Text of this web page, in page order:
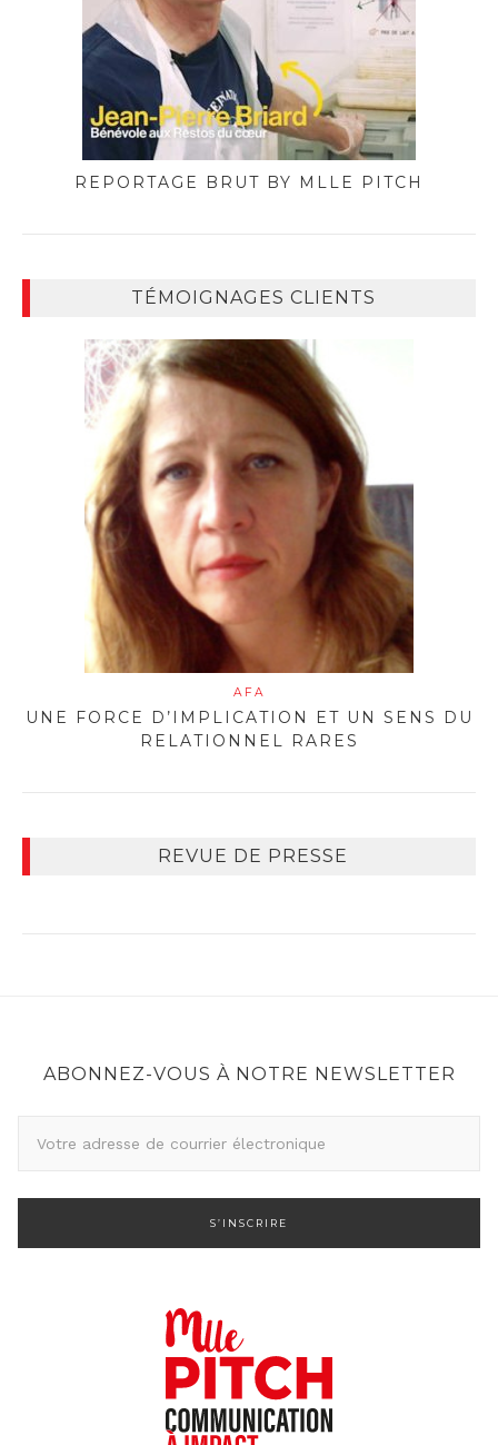
REPORTAGE BRUT BY MLLE PITCH
TÉMOIGNAGES CLIENTS
AFA
UNE FORCE D’IMPLICATION ET UN SENS DU
RELATIONNEL RARES
REVUE DE PRESSE
ABONNEZ-VOUS À NOTRE NEWSLETTER